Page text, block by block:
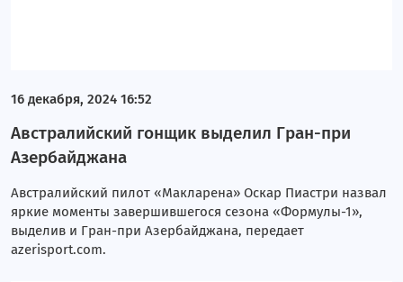
16 декабря, 2024 16:52
Австралийский гонщик выделил Гран-при
Азербайджана
Австралийский пилот «Макларена» Оскар Пиастри назвал
яркие моменты завершившегося сезона «Формулы-1»,
выделив и Гран-при Азербайджана, передает
azerisport.com.